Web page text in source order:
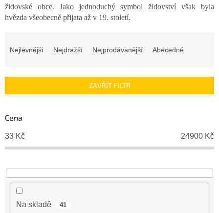
židovské obce. Jako jednoduchý symbol židovství však byla
hvězda všeobecně přijata až v 19. století.
n
r
o
d
u
t
ů
Nejlevnější Nejdražší Nejprodávanější Abecedně
ZAVŘÍT FILTR
Cena
33 Kč 24900 Kč
Na skladě 41